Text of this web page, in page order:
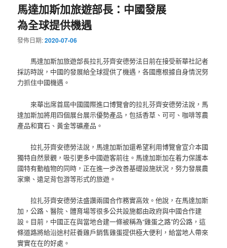
馬達加斯加旅遊部長：中國發展
為全球提供機遇
發佈日期:2020-07-06
馬達加斯加旅遊部長拉扎芬齊安德勞法日前在接受新華社記者
採訪時說，中國的發展給全球提供了機遇，各國應根據自身情況努
力抓住中國機遇。
來華出席首屆中國國際進口博覽會的拉扎芬齊安德勞法說，馬
達加斯加將用四個展台展示優勢產品，包括香草、可可、咖啡等農
產品和寶石、黃金等礦產品。
拉扎芬齊安德勞法說，馬達加斯加還希望利用博覽會宣介本國
獨特自然景觀，吸引更多中國遊客前往。馬達加斯加在着力保護本
國特有動植物的同時，正在進一步改善基礎設施狀況，努力發展農
家樂、遠足背包游等形式的旅遊。
拉扎芬齊安德勞法盛讚兩國合作務實高效。他說，在馬達加斯
加，公路、醫院、體育場等很多公共設施都由政府與中國合作建
設。目前，中國正在與當地合建一條被稱為“雞蛋之路”的公路，這
條道路將給沿途村莊養雞戶銷售雞蛋提供極大便利，給當地人帶來
實實在在的好處。